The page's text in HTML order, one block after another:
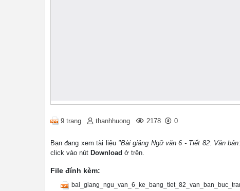
9 trang thanhhuong 2178 0
Bạn đang xem tài liệu "Bài giảng Ngữ văn 6 - Tiết 82: Văn
click vào nút Download ở trên.
File đính kèm: